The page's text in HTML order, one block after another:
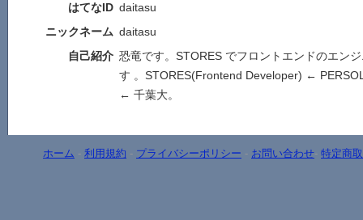
はてなID daitasu
ニックネーム daitasu
自己紹介 恐竜です。STORES でフロントエンドのエン
す 。STORES(Frontend Developer) ←
← 千葉大。
ホーム - 利用規約 - プライバシーポリシー - お問い合わせ- 特定商